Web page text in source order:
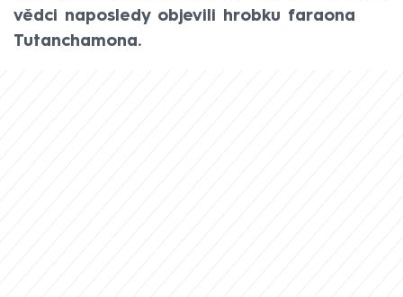
vědci naposledy objevili hrobku faraona
Tutanchamona.